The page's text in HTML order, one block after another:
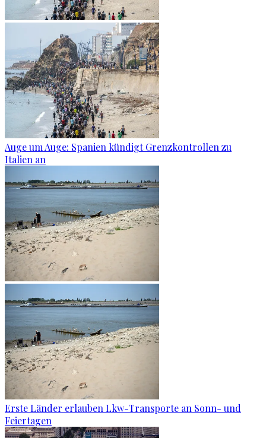
Auge um Auge: Spanien kündigt Grenzkontrollen zu
Italien an
Erste Länder erlauben Lkw-Transporte an Sonn- und
Feiertagen